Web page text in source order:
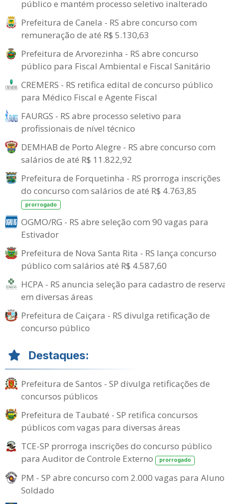
público e mantém processo seletivo inalterado
Prefeitura de Canela - RS abre concurso com
remuneração de até R$ 5.130,63
Prefeitura de Arvorezinha - RS abre concurso
público para Fiscal Ambiental e Fiscal Sanitário
CREMERS - RS retifica edital de concurso público
para Médico Fiscal e Agente Fiscal
FAURGS - RS abre processo seletivo para
profissionais de nível técnico
DEMHAB de Porto Alegre - RS abre concurso com
salários de até R$ 11.822,92
Prefeitura de Forquetinha - RS prorroga inscrições
do concurso com salários de até R$ 4.763,85
prorrogado
OGMO/RG - RS abre seleção com 90 vagas para
Estivador
Prefeitura de Nova Santa Rita - RS lança concurso
público com salários até R$ 4.587,60
HCPA - RS anuncia seleção para cadastro de
em diversas áreas
Prefeitura de Caiçara - RS divulga retificação de
concurso público
Destaques:
Prefeitura de Santos - SP divulga retificações de
concursos públicos
Prefeitura de Taubaté - SP retifica concursos
públicos com vagas para diversas áreas
TCE-SP prorroga inscrições do concurso público
para Auditor de Controle Externo
prorrogado
PM - SP abre concurso com 2.000 vagas para
Soldado